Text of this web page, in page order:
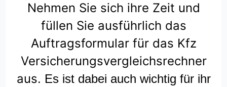
Nehmen Sie sich ihre Zeit und
füllen Sie ausführlich das
Auftragsformular für das Kfz
Versicherungsvergleichsrechner
aus. Es ist dabei auch wichtig für ihr